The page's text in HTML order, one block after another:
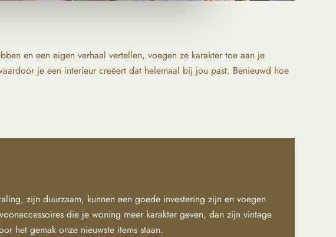
en een eigen verhaal vertellen, voegen ze karakter toe aan je
je een interieur creëert dat helemaal bij jou past. Benieuwd hoe
zijn duurzaam, kunnen een goede investering zijn en voegen
die je woning meer karakter geven, dan zijn vintage
het gemak onze nieuwste items staan.